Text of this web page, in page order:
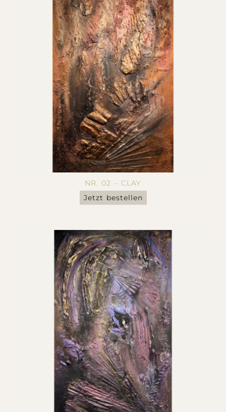
NR. 02 – CLAY
Jetzt bestellen